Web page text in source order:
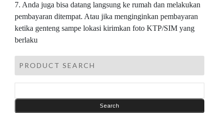
7. Anda juga bisa datang langsung ke rumah dan melakukan
pembayaran ditempat. Atau jika menginginkan pembayaran
ketika genteng sampe lokasi kirimkan foto KTP/SIM yang
berlaku
PRODUCT SEARCH